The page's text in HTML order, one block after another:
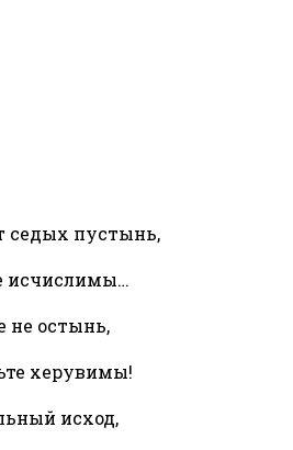
седых пустынь,
исчислимы…
не остынь,
херувимы!
исход,